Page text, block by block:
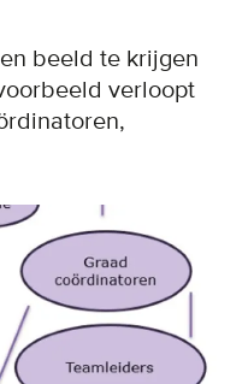
beeld te krijgen
verloopt